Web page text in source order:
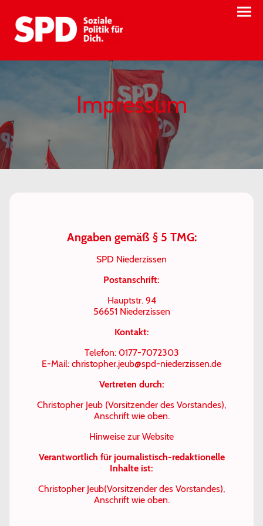
Impressum
Angaben gemäß § 5 TMG:
SPD Niederzissen
Postanschrift:
Hauptstr. 94
56651 Niederzissen
Kontakt:
Telefon: 0177-7072303
E-Mail: christopher.jeub@spd-niederzissen.de
Vertreten durch:
Christopher Jeub (Vorsitzender des Vorstandes),
Anschrift wie oben.
Hinweise zur Website
Verantwortlich für journalistisch-redaktionelle
Inhalte ist:
Christopher Jeub(Vorsitzender des Vorstandes),
Anschrift wie oben.